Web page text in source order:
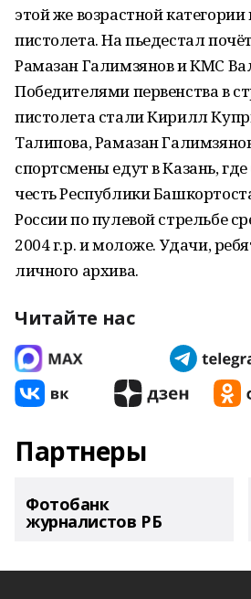
этой же возрастной категории
пистолета. На пьедестал
Рамазан Галимзянов и КМС
Победителями первенства в
пистолета стали Кирилл
Талипова, Рамазан
спортсмены едут в Казань,
честь Республики
России по пулевой стрельбе
2004 г.р. и моложе. Удачи,
личного архива.
Читайте нас
Партнеры
Фотобанк
журналистов РБ